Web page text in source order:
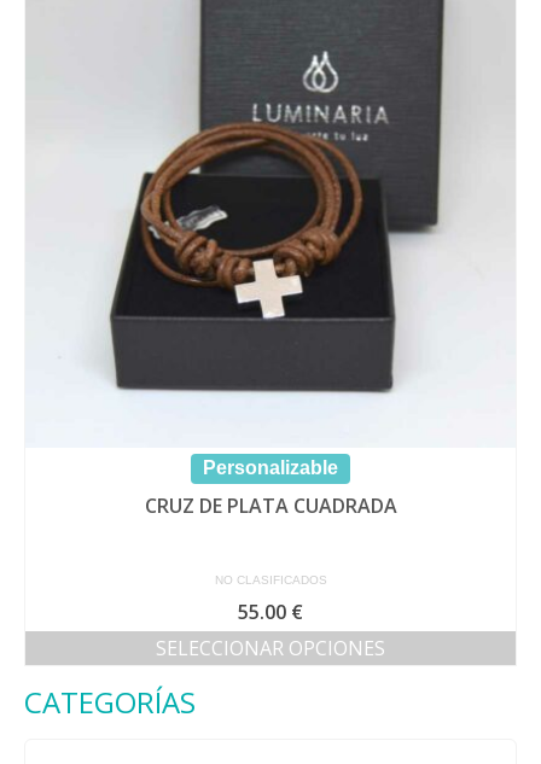
Personalizable
CRUZ DE PLATA CUADRADA
NO CLASIFICADOS
55.00 €
SELECCIONAR OPCIONES
CATEGORÍAS